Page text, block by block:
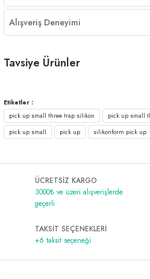
Alışveriş Deneyimi
Tavsiye Ürünler
550,00 ₺
Etiketler :
pick up small three trap silikon
pick up small
pick up small
pick up silikonform pick up
ÜCRETSİZ KARGO
3000₺ ve üzeri alışverişlerde
geçerli
TAKSİT SEÇENEKLERİ
+6 taksit seçeneği